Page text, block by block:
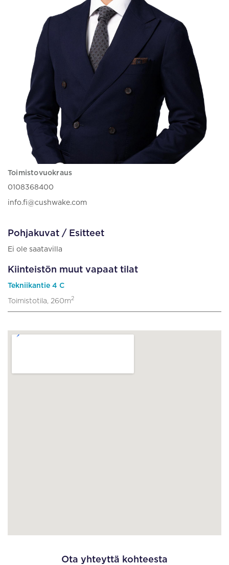
Toimistovuokraus
0108368400
info.fi@cushwake.com
Pohjakuvat / Esitteet
Ei ole saatavilla
Kiinteistön muut vapaat tilat
Tekniikantie 4 C
Toimistotila, 260m2
Ota yhteyttä kohteesta